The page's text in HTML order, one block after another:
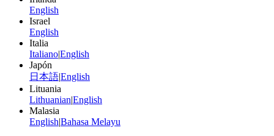
English
Israel
English
Italia
Italiano|English
Japón
日本語|English
Lituania
Lithuanian|English
Malasia
English|Bahasa Melayu